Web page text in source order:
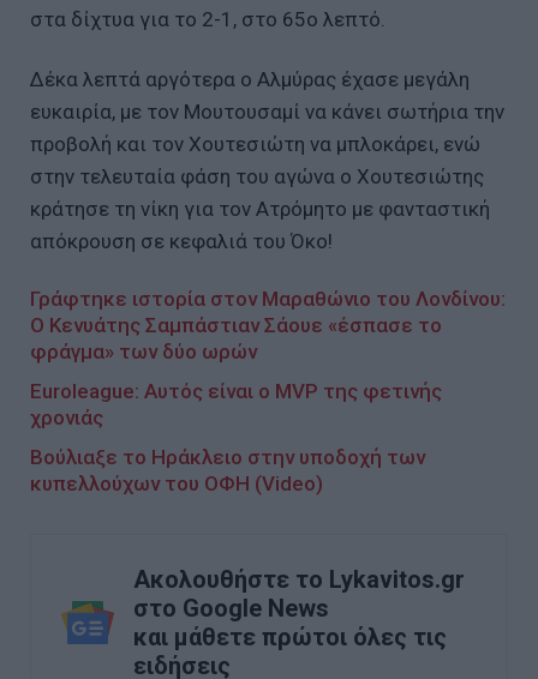
στα δίχτυα για το 2-1, στο 65ο λεπτό.
Δέκα λεπτά αργότερα ο Αλμύρας έχασε μεγάλη
ευκαιρία, με τον Μουτουσαμί να κάνει σωτήρια την
προβολή και τον Χουτεσιώτη να μπλοκάρει, ενώ
στην τελευταία φάση του αγώνα ο Χουτεσιώτης
κράτησε τη νίκη για τον Ατρόμητο με φανταστική
απόκρουση σε κεφαλιά του Όκο!
Γράφτηκε ιστορία στον Μαραθώνιο του Λονδίνου:
Ο Κενυάτης Σαμπάστιαν Σάουε «έσπασε το
φράγμα» των δύο ωρών
Euroleague: Αυτός είναι ο MVP της φετινής
χρονιάς
Βούλιαξε το Ηράκλειο στην υποδοχή των
κυπελλούχων του ΟΦΗ (Video)
Ακολουθήστε το Lykavitos.gr
στο Google News
και μάθετε πρώτοι όλες τις
ειδήσεις